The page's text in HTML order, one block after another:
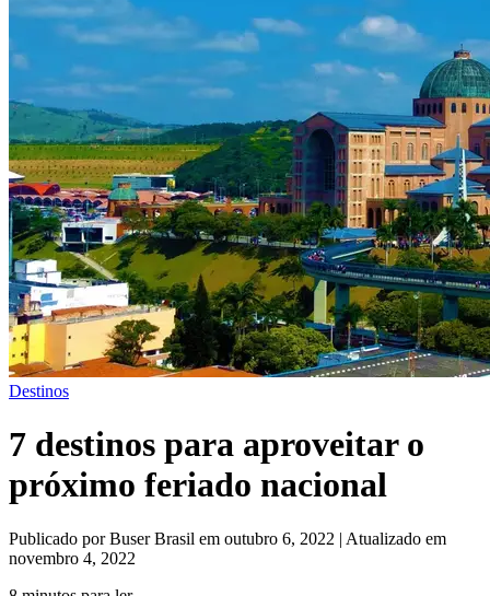
Destinos
7 destinos para aproveitar o
próximo feriado nacional
Publicado por Buser Brasil em outubro 6, 2022 | Atualizado em
novembro 4, 2022